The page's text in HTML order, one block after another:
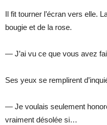
Il fit tourner l’écran vers elle.
bougie et de la rose.
— J’ai vu ce que vous avez
Ses yeux se remplirent
— Je voulais seulement
vraiment désolée si…